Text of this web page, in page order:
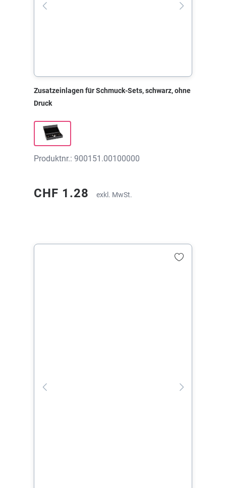
Zusatzeinlagen für Schmuck-Sets, schwarz, ohne
Druck
Produktnr.: 900151.00100000
CHF 1.28 exkl. MwSt.